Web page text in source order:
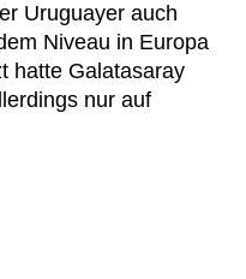
Uruguayer auch
Niveau in Europa
hatte Galatasaray
nur auf